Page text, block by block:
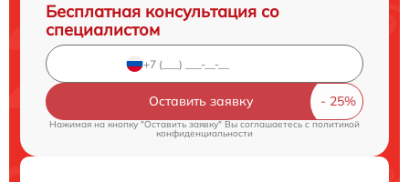
Бесплатная консультация со
специалистом
Оставить заявку
Нажимая на кнопку "Оставить заявку" Вы соглашаетесь c политикой
конфиденциальности